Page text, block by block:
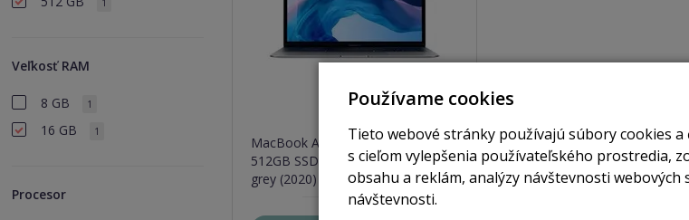
1
Veľkosť RAM
8 GB 1
16 GB 1
Procesor
MacBook Air 13,3" / 4jádrový i7 /
512GB SSD / 16GB RAM space
grey (2020) CTO
Používame cookies
Tieto webové stránky používajú súbory cookies a
s cieľom vylepšenia používateľského prostredia,
obsahu a reklám, analýzy návštevnosti
návštevnosti.